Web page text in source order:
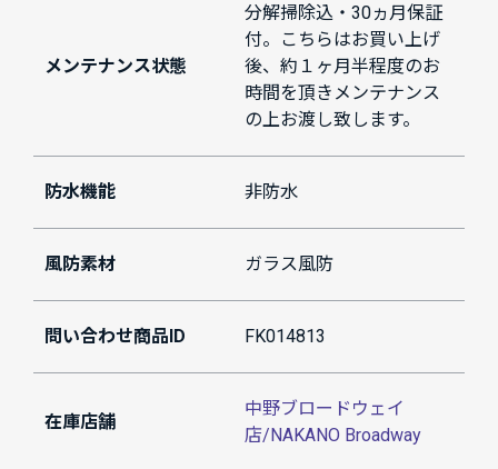
メンテナンス状態
分解掃除込・30ヵ月保証
付。こちらはお買い上げ
後、約１ヶ月半程度のお
時間を頂きメンテナンス
の上お渡し致します。
防水機能 非防水
風防素材 ガラス風防
問い合わせ商品ID FK014813
在庫店舗
中野ブロードウェイ
店/NAKANO Broadway